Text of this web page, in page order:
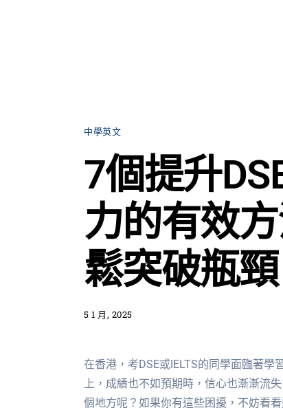
中學英文
7個提升
力的有效
鬆突破瓶頸
5 1 月, 2025
在香港，考DSE或IELTS的同學面臨著
上，成績也不如預期時，信心也漸漸流
個地方呢？如果你有這些困擾，不妨看